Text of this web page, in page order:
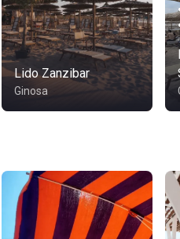
Lido Zanzibar
Ginosa